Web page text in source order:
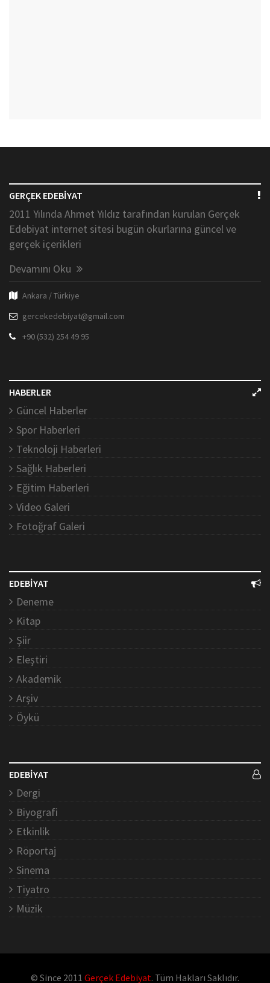
GERÇEK EDEBİYAT
2011 Yılında Ahmet Yıldız tarafından kurulan Gerçek
Edebiyat internet sitesi bugün okurlarına güncel ve
gerçek içerikleri
Devamını Oku
Ankara / Türkiye
gercekedebiyat@gmail.com
+90 (532) 254 49 95
HABERLER
Güncel Haberler
Spor Haberleri
Teknoloji Haberleri
Sağlık Haberleri
Eğitim Haberleri
Video Galeri
Fotoğraf Galeri
EDEBİYAT
Deneme
Kitap
Şiir
Eleştiri
Akademik
Arşiv
Öykü
EDEBİYAT
Dergi
Biyografi
Etkinlik
Röportaj
Sinema
Tiyatro
Müzik
© Since 2011 Gerçek Edebiyat. Tüm Hakları Saklıdır.